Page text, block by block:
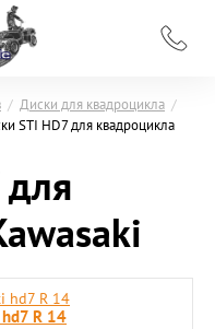
/ Диски для квадроцикла /
STI HD7 для квадроцикла
R 14